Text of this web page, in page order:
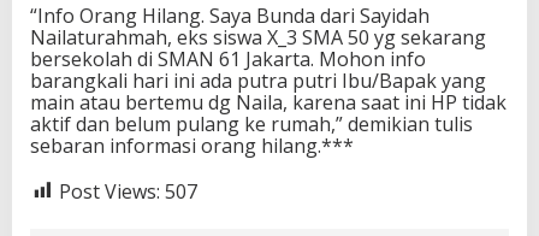
“Info Orang Hilang. Saya Bunda dari Sayidah
Nailaturahmah, eks siswa X_3 SMA 50 yg sekarang
bersekolah di SMAN 61 Jakarta. Mohon info
barangkali hari ini ada putra putri Ibu/Bapak yang
main atau bertemu dg Naila, karena saat ini HP tidak
aktif dan belum pulang ke rumah,” demikian tulis
sebaran informasi orang hilang.***
Post Views: 507